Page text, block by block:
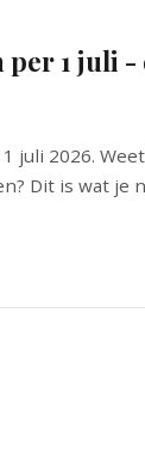
per 1 juli
juli 2026.
Dit is wat je